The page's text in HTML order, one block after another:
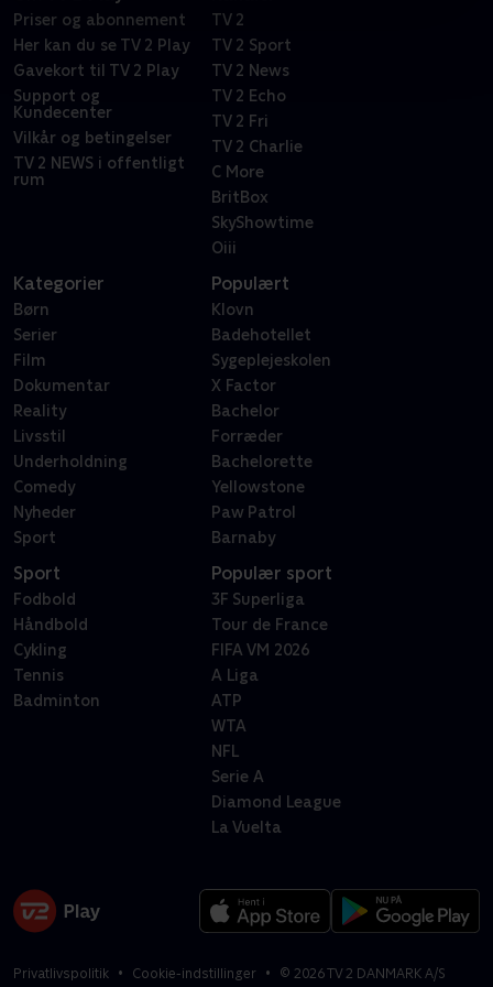
Priser og abonnement
Her kan du se TV 2 Play
Gavekort til TV 2 Play
Support og
Kundecenter
Vilkår og betingelser
TV 2 NEWS i offentligt
rum
TV 2
TV 2 Sport
TV 2 News
TV 2 Echo
TV 2 Fri
TV 2 Charlie
C More
BritBox
SkyShowtime
Oiii
Kategorier
Børn
Serier
Film
Dokumentar
Reality
Livsstil
Underholdning
Comedy
Nyheder
Sport
Populært
Klovn
Badehotellet
Sygeplejeskolen
X Factor
Bachelor
Forræder
Bachelorette
Yellowstone
Paw Patrol
Barnaby
Sport
Fodbold
Håndbold
Cykling
Tennis
Badminton
Populær sport
3F Superliga
Tour de France
FIFA VM 2026
A Liga
ATP
WTA
NFL
Serie A
Diamond League
La Vuelta
Privatlivspolitik Cookie-indstillinger © 2026TV 2 DANMARK A/S